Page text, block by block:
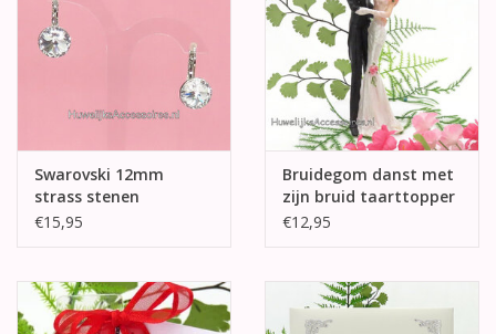
Swarovski 12mm
strass stenen
oorbellen
€15,95
Bruidegom danst met
zijn bruid taarttopper
€12,95